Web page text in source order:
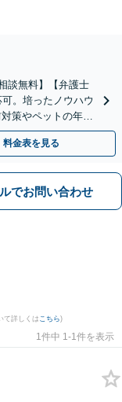
談無料】【弁護士
。培ったノウハウ
策やペットの年金
料金表を見る
でお問い合わせ
て詳しくはこちら)
1件中 1-1件を表示